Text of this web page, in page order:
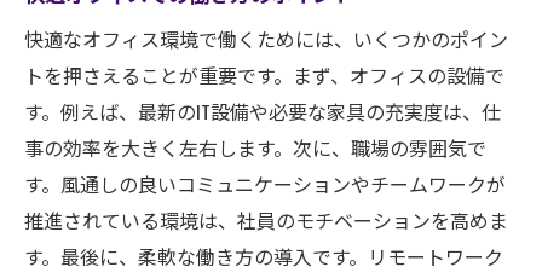
快適なオフィス環境で働くためには、いくつかのポイン
トを押さえることが重要です。まず、オフィスの設備で
す。例えば、最新のIT設備や必要な家具の充実度は、仕
事の効率を大きく左右します。次に、職場の雰囲気で
す。風通しの良いコミュニケーションやチームワークが
推進されている環境は、社員のモチベーションを高めま
す。最後に、柔軟な働き方の導入です。リモートワーク